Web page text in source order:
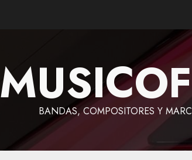
BANDAS, COMPOSITORES Y